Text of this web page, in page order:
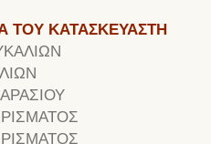
ΤΟΥ ΚΑΤΑΣΚΕΥΑΣΤΗ